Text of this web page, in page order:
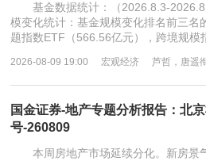
基金数据统计：（2026.8.3-
模变化统计：基金规模变化排名前三名
题指数ETF（566.56亿元），跨境规模
2026-08-09 19:00 宏观经济 芦哲，唐遥
国金证券-地产专题分析报告：北
号-260809
本周房地产市场延续分化。新房景